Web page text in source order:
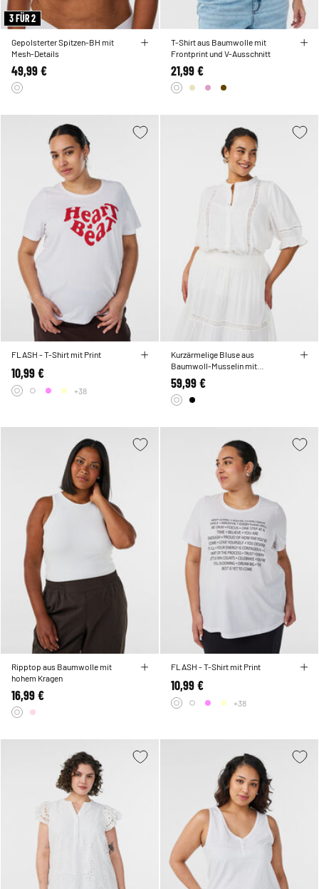
3 FÜR 2
Gepolsterter Spitzen-BH mit
Mesh-Details
49,99 €
T-Shirt aus Baumwolle mit
Frontprint und V-Ausschnitt
21,99 €
FLASH - T-Shirt mit Print
10,99 €
+38
Kurzärmelige Bluse aus
Baumwoll-Musselin mit
Häkelbesatz
59,99 €
Ripptop aus Baumwolle mit
hohem Kragen
16,99 €
FLASH - T-Shirt mit Print
10,99 €
+38